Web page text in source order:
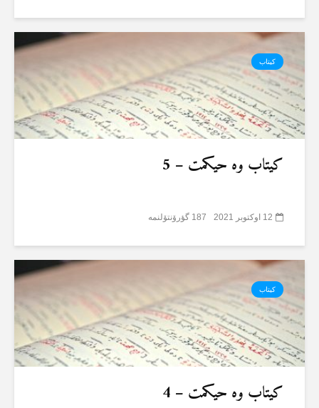
کیتاب
کیتاب وە حیکمت – 5
12 اوکتوبر 2021 187 گؤرۆنتۆلنمە
کیتاب
کیتاب وە حیکمت – 4